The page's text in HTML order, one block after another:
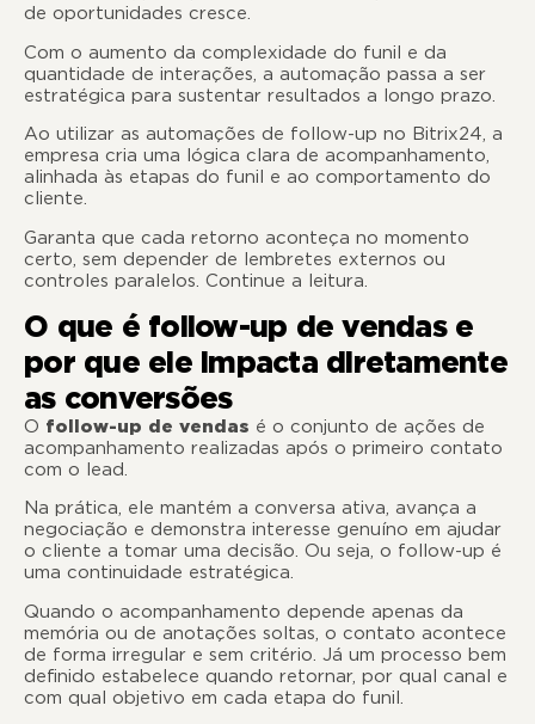
de oportunidades cresce.
Com o aumento da complexidade do funil e da
quantidade de interações, a automação passa a ser
estratégica para sustentar resultados a longo prazo.
Ao utilizar as automações de follow-up no Bitrix24, a
empresa cria uma lógica clara de acompanhamento,
alinhada às etapas do funil e ao comportamento do
cliente.
Garanta que cada retorno aconteça no momento
certo, sem depender de lembretes externos ou
controles paralelos. Continue a leitura.
O que é follow-up de vendas e
por que ele impacta diretamente
as conversões
O follow-up de vendas é o conjunto de ações de
acompanhamento realizadas após o primeiro contato
com o lead.
Na prática, ele mantém a conversa ativa, avança a
negociação e demonstra interesse genuíno em ajudar
o cliente a tomar uma decisão. Ou seja, o follow-up é
uma continuidade estratégica.
Quando o acompanhamento depende apenas da
memória ou de anotações soltas, o contato acontece
de forma irregular e sem critério. Já um processo bem
definido estabelece quando retornar, por qual canal e
com qual objetivo em cada etapa do funil.